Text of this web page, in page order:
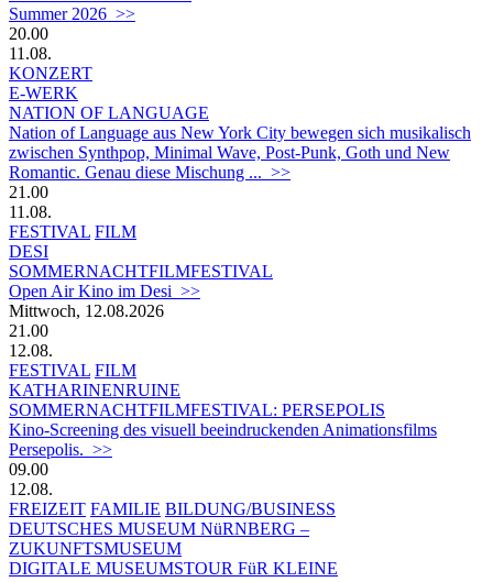
Summer 2026 >>
20.00
11.08.
KONZERT
E-WERK
NATION OF LANGUAGE
Nation of Language aus New York City bewegen sich musikalisch
zwischen Synthpop, Minimal Wave, Post-Punk, Goth und New
Romantic. Genau diese Mischung ... >>
21.00
11.08.
FESTIVAL FILM
DESI
SOMMERNACHTFILMFESTIVAL
Open Air Kino im Desi >>
Mittwoch, 12.08.2026
21.00
12.08.
FESTIVAL FILM
KATHARINENRUINE
SOMMERNACHTFILMFESTIVAL: PERSEPOLIS
Kino-Screening des visuell beeindruckenden Animationsfilms
Persepolis. >>
09.00
12.08.
FREIZEIT FAMILIE BILDUNG/BUSINESS
DEUTSCHES MUSEUM NüRNBERG –
ZUKUNFTSMUSEUM
DIGITALE MUSEUMSTOUR FüR KLEINE